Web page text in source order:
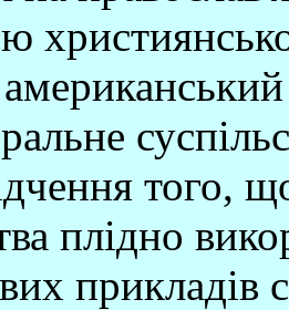
того,
плідно
прикладів